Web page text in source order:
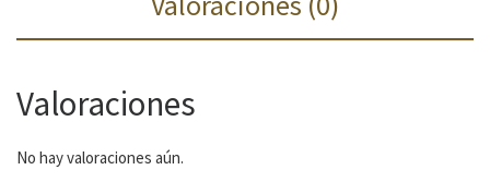
Valoraciones
No hay valoraciones aún.